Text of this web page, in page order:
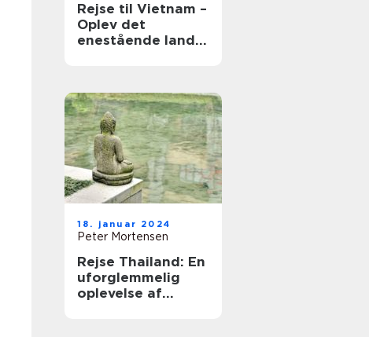
Rejse til Vietnam –
Oplev det
enestående land
18. januar 2024
Peter Mortensen
Rejse Thailand: En
uforglemmelig
oplevelse af